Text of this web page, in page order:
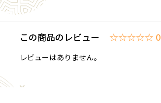
この商品のレビュー ☆☆☆☆☆ 0
レビューはありません。